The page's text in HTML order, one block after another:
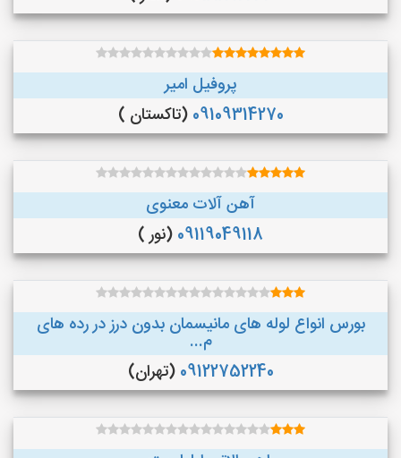
پروفیل امیر
09109314270 (تاکستان )
آهن آلات معنوی
09119049118 (نور )
بورس انواع لوله های مانیسمان بدون درز در رده های
م...
09122752240 (تهران)